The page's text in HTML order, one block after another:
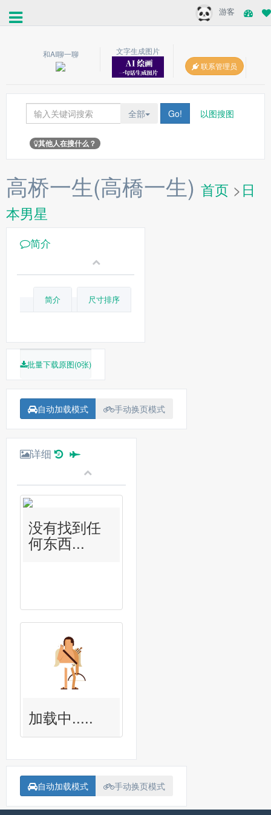
游客
和AI聊一聊
文字生成图片
联系管理员
全部 Go! 以图搜图
其他人在搜什么？
高桥一生(高橋一生) 首页 >日
本男星
简介
简介 尺寸排序
批量下载原图(0张)
自动加载模式 手动换页模式
详细
没有找到任
何东西...
加载中.....
自动加载模式 手动换页模式